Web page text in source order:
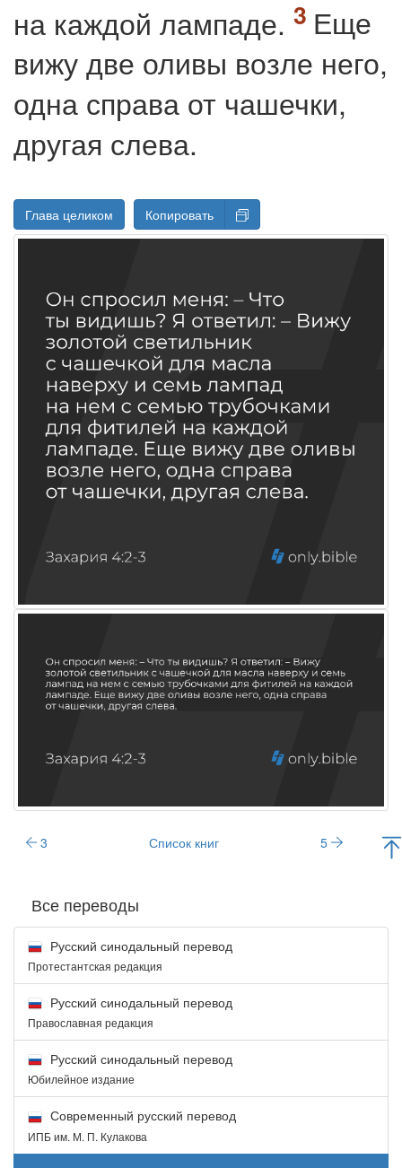
на каждой лампаде.
Еще
вижу две оливы возле него,
одна справа от чашечки,
другая слева.
Глава целиком Копировать
3 Список книг 5
Все переводы
Русский синодальный перевод
Протестантская редакция
Русский синодальный перевод
Православная редакция
Русский синодальный перевод
Юбилейное издание
Современный русский перевод
ИПБ им. М. П. Кулакова